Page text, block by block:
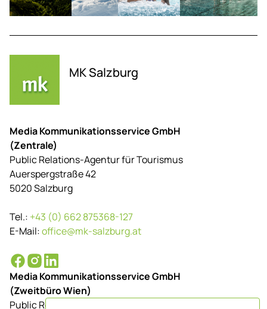
MK Salzburg
Media Kommunikationsservice GmbH
(Zentrale)
Public Relations-Agentur für Tourismus
Auerspergstraße 42
5020 Salzburg
Tel.: +43 (0) 662 875368-127
E-Mail:office@mk-salzburg.at
Media Kommunikationsservice GmbH
(Zweitbüro Wien)
Public Relations-Agentur für Tourismus